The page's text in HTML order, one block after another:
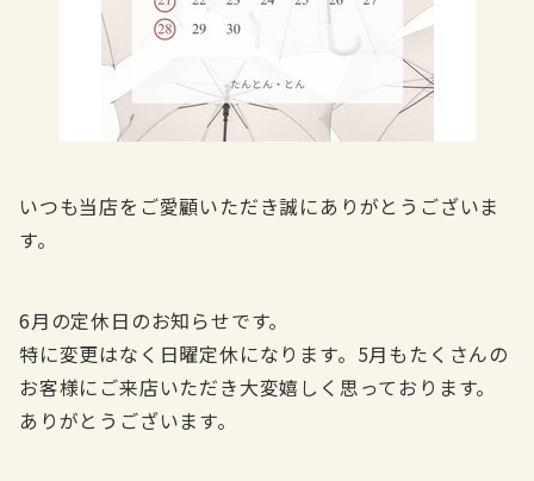
いつも当店をご愛顧いただき誠にありがとうございま
す。
6月の定休日のお知らせです。
特に変更はなく日曜定休になります。5月もたくさんの
お客様にご来店いただき大変嬉しく思っております。
ありがとうございます。